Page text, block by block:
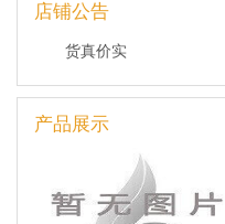
店铺公告
货真价实
产品展示